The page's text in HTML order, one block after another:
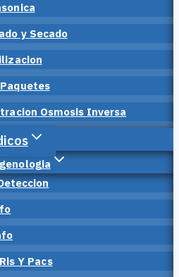
y Secado
Osmosis Inversa
Y Pacs